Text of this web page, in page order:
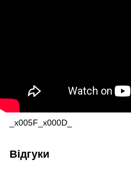
_x005F_x000D_
Відгуки